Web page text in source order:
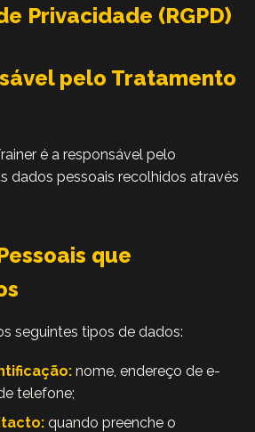
Privacidade (RGPD)
pelo Tratamento
é a responsável pelo
dados pessoais recolhidos através
que
seguintes tipos de dados:
nome, endereço de e-
telefone;
quando preenche o